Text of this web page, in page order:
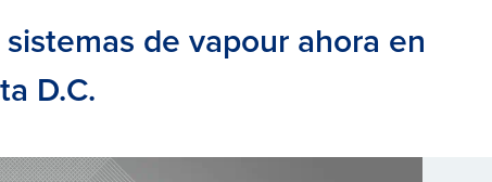
de vapour ahora en
D.C.